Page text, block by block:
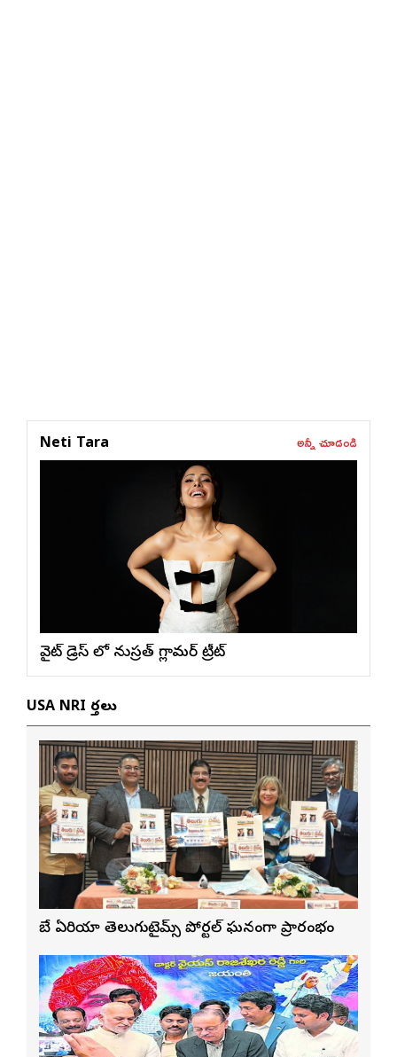
Neti Tara అన్నీ చూడండి
వైట్ డ్రెస్ లో నుస్ర‌త్ గ్లామ‌ర్ ట్రీట్
USA NRI వార్తలు
బే ఏరియా తెలుగుటైమ్స్ పోర్టల్ ఘనంగా ప్రారంభం